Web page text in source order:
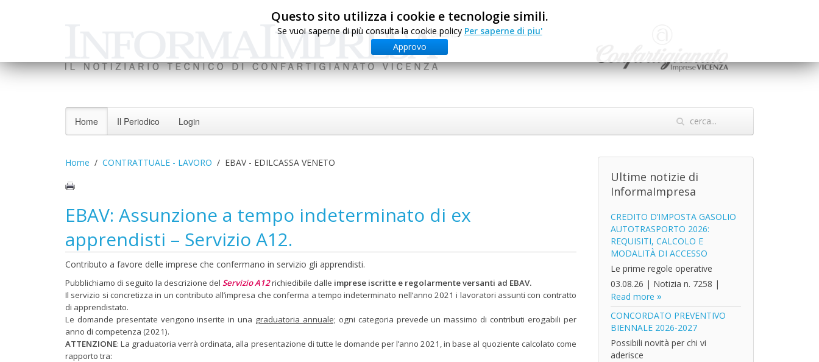
Questo sito utilizza i cookie e tecnologie simili.
Se vuoi saperne di più consulta la cookie policy Per saperne di piu'
Approvo
Home Il Periodico Login
Home CONTRATTUALE - LAVORO EBAV - EDILCASSA VENETO
EBAV: Assunzione a tempo indeterminato di ex
apprendisti – Servizio A12.
Contributo a favore delle imprese che confermano in servizio gli apprendisti.
Pubblichiamo di seguito la descrizione del Servizio A12richiedibile dalle imprese iscritte e regolarmente versanti ad EBAV.
Il servizio si concretizza in un contributo all’impresa che conferma a tempo indeterminato nell’anno 2021 i lavoratori assunti con contratto
di apprendistato.
Le domande presentate vengono inserite in una graduatoria annuale; ogni categoria prevede un massimo di contributi erogabili per
anno di competenza (2021).
ATTENZIONE: La graduatoria verrà ordinata, alla presentazione di tutte le domande per l’anno 2021, in base al quoziente calcolato come
rapporto tra:
Ultime notizie di
InformaImpresa
CREDITO D’IMPOSTA GASOLIO
AUTOTRASPORTO 2026:
REQUISITI, CALCOLO E
MODALITÀ DI ACCESSO
Le prime regole operative
03.08.26 | Notizia n. 7258 |
Read more
CONCORDATO PREVENTIVO
BIENNALE 2026-2027
Possibili novità per chi vi
aderisce